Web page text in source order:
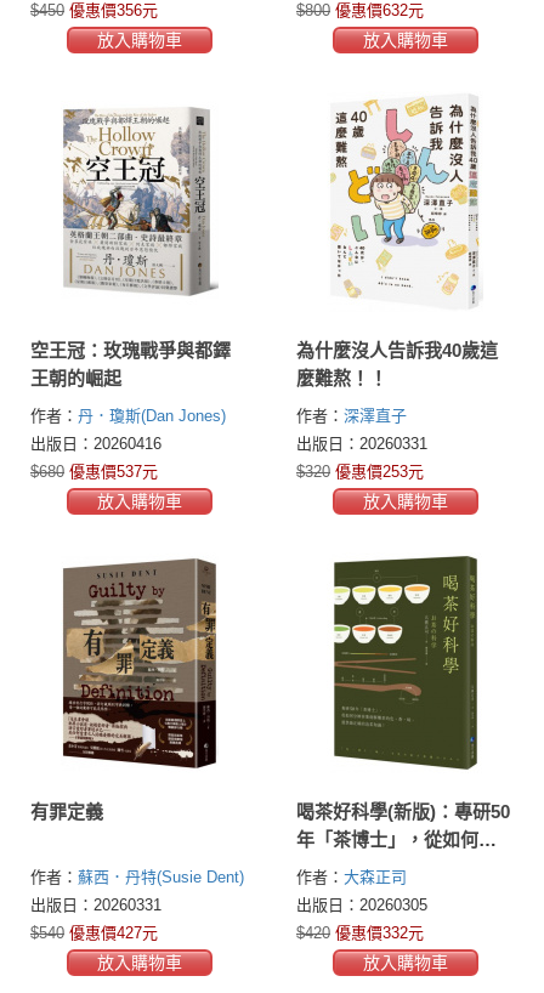
$450 優惠價356元
放入購物車
$800 優惠價632元
放入購物車
空王冠：玫瑰戰爭與都鐸
王朝的崛起
作者： 丹．瓊斯(Dan Jones)
出版日：20260416
$680 優惠價537元
放入購物車
為什麼沒人告訴我40歲這
麼難熬！！
作者： 深澤直子
出版日：20260331
$320 優惠價253元
放入購物車
有罪定義
作者： 蘇西．丹特(Susie Dent)
出版日：20260331
$540 優惠價427元
放入購物車
喝茶好科學(新版)：專研50
年「茶博士」，從如何分
辨茶葉到解構茶的色‧
香‧味，提供最正確的泡
茶知識！
作者： 大森正司
出版日：20260305
$420 優惠價332元
放入購物車